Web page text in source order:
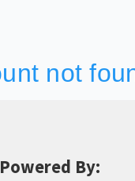
Powered By: